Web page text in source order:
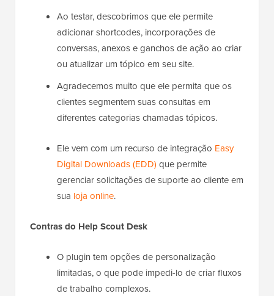
Ao testar, descobrimos que ele permite
adicionar shortcodes, incorporações de
conversas, anexos e ganchos de ação ao criar
ou atualizar um tópico em seu site.
Agradecemos muito que ele permita que os
clientes segmentem suas consultas em
diferentes categorias chamadas tópicos.
Ele vem com um recurso de integração Easy
Digital Downloads (EDD) que permite
gerenciar solicitações de suporte ao cliente em
sua loja online.
Contras do Help Scout Desk
O plugin tem opções de personalização
limitadas, o que pode impedi-lo de criar fluxos
de trabalho complexos.